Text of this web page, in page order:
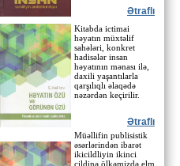
Ətraflı
Kitabda ictimai
həyatın müxtəlif
sahələri, konkret
hadisələr insan
həyatının mənası ilə,
daxili yaşantılarla
qarşılıqlı əlaqədə
nəzərdən keçirilir.
Ətraflı
Müəllifin publisistik
əsərlərindən ibarət
ikicildliyin ikinci
cildinə ölkəmizdə elm